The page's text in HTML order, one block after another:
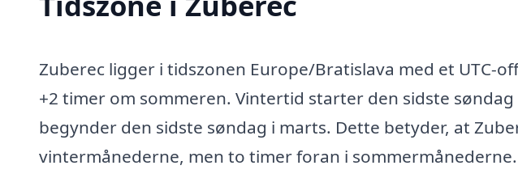
Zuberec ligger i tidszonen Europe/Bratislava med et UTC-
+2 timer om sommeren. Vintertid starter den sidste
begynder den sidste søndag i marts. Dette betyder, at
vintermånederne, men to timer foran i sommermånederne.